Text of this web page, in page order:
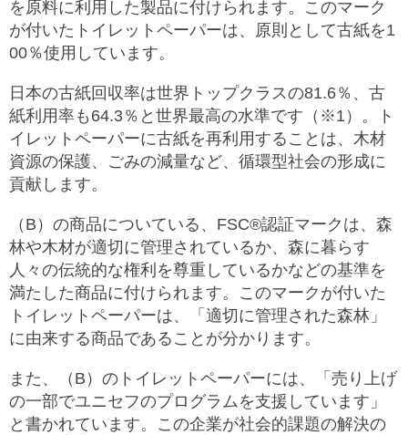
を原料に利用した製品に付けられます。このマーク
が付いたトイレットペーパーは、原則として古紙を1
00％使用しています。
日本の古紙回収率は世界トップクラスの81.6％、古
紙利用率も64.3％と世界最高の水準です（※1）。ト
イレットペーパーに古紙を再利用することは、木材
資源の保護、ごみの減量など、循環型社会の形成に
貢献します。
（B）の商品についている、FSC®認証マークは、森
林や木材が適切に管理されているか、森に暮らす
人々の伝統的な権利を尊重しているかなどの基準を
満たした商品に付けられます。このマークが付いた
トイレットペーパーは、「適切に管理された森林」
に由来する商品であることが分かります。
また、（B）のトイレットペーパーには、「売り上げ
の一部でユニセフのプログラムを支援しています」
と書かれています。この企業が社会的課題の解決の